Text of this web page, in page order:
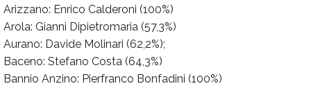
Arizzano: Enrico Calderoni (100%)
Arola: Gianni Dipietromaria (57,3%)
Aurano: Davide Molinari (62,2%);
Baceno: Stefano Costa (64,3%)
Bannio Anzino: Pierfranco Bonfadini (100%)